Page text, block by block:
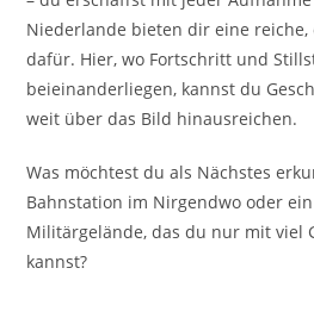
Niederlande bieten dir eine
dafür. Hier, wo Fortschritt und
beieinanderliegen, kannst du
weit über das Bild hinausreichen.
Was möchtest du als Nächstes
Bahnstation im Nirgendwo oder
Militärgelände, das du nur mit viel
kannst?